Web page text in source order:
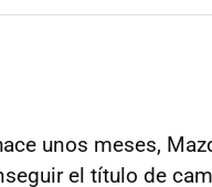
unos meses,
el título de